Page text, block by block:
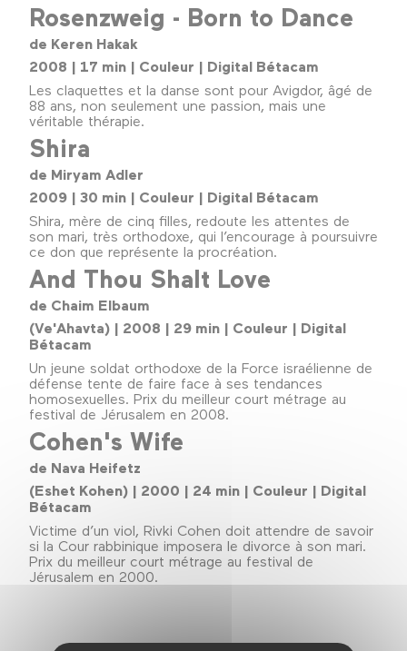
Rosenzweig - Born to Dance
de Keren Hakak
2008 | 17 min | Couleur | Digital Bétacam
Les claquettes et la danse sont pour Avigdor, âgé de
88 ans, non seulement une passion, mais une
véritable thérapie.
Shira
de Miryam Adler
2009 | 30 min | Couleur | Digital Bétacam
Shira, mère de cinq filles, redoute les attentes de
son mari, très orthodoxe, qui l’encourage à poursuivre
ce don que représente la procréation.
And Thou Shalt Love
de Chaim Elbaum
(Ve'Ahavta) | 2008 | 29 min | Couleur | Digital
Bétacam
Un jeune soldat orthodoxe de la Force israélienne de
défense tente de faire face à ses tendances
homosexuelles. Prix du meilleur court métrage au
festival de Jérusalem en 2008.
Cohen's Wife
de Nava Heifetz
(Eshet Kohen) | 2000 | 24 min | Couleur | Digital
Bétacam
Victime d’un viol, Rivki Cohen doit attendre de savoir
si la Cour rabbinique imposera le divorce à son mari.
Prix du meilleur court métrage au festival de
Jérusalem en 2000.